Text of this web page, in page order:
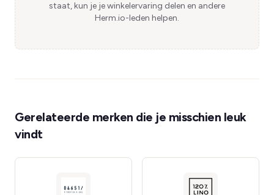
staat, kun je je winkelervaring delen en andere
Herm.io-leden helpen.
Gerelateerde merken die je misschien leuk
vindt